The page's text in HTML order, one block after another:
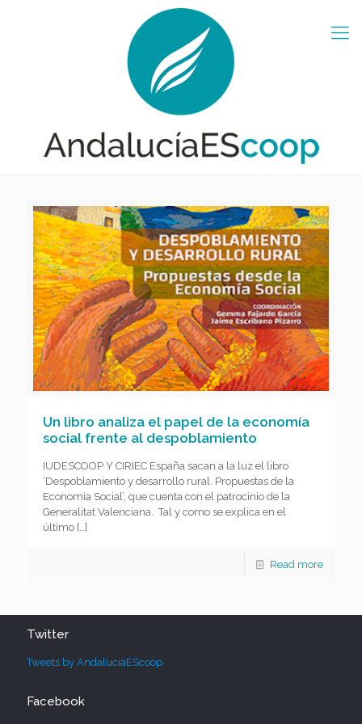
Un libro analiza el papel de la economía
social frente al despoblamiento
IUDESCOOP Y CIRIEC España sacan a la luz el libro
‘Despoblamiento y desarrollo rural. Propuestas de la
Economía Social’, que cuenta con el patrocinio de la
Generalitat Valenciana. Tal y como se explica en el
último […]
Read more
Twitter
Tweets by AndaluciaEScoop
Facebook